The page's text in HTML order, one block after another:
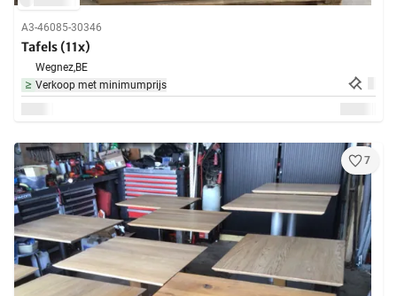
A3-46085-30346
Tafels (11x)
Wegnez,BE
Verkoop met minimumprijs
7